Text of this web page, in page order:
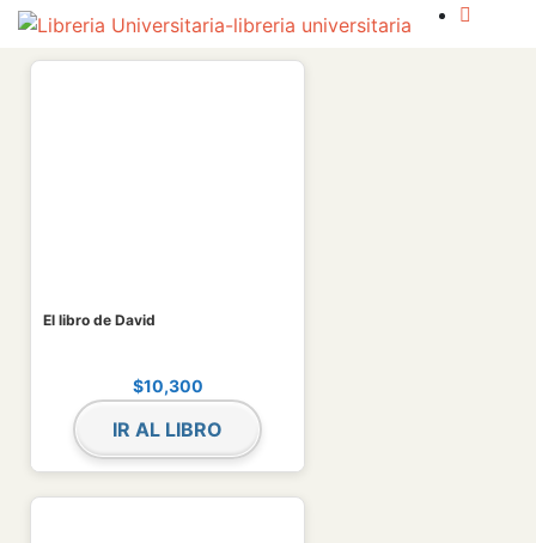
El libro de David
$10,300
IR AL LIBRO